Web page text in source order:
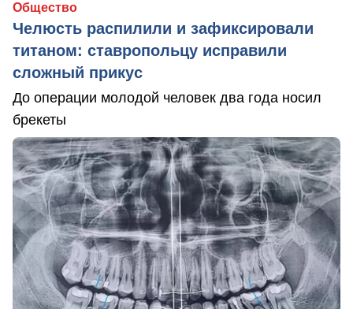
Общество
Челюсть распилили и зафиксировали
титаном: ставропольцу исправили
сложный прикус
До операции молодой человек два года носил
брекеты